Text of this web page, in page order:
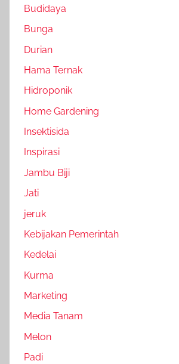
Budidaya
Bunga
Durian
Hama Ternak
Hidroponik
Home Gardening
Insektisida
Inspirasi
Jambu Biji
Jati
jeruk
Kebijakan Pemerintah
Kedelai
Kurma
Marketing
Media Tanam
Melon
Padi